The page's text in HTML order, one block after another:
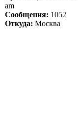
am
Сообщения: 1052
Откуда: Москва